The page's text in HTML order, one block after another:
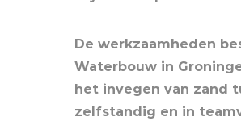
De werkzaamheden
Waterbouw in
het invegen van zand
zelfstandig en in